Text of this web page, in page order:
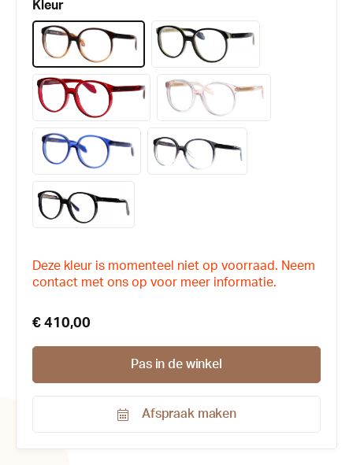
Kleur
Deze kleur is momenteel niet op voorraad. Neem
contact met ons op voor meer informatie.
€ 410,00
Pas in de winkel
Afspraak maken